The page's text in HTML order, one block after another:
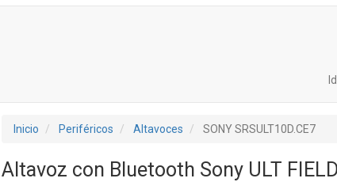
Inicio Periféricos Altavoces SONY SRSULT10D.CE7
Altavoz con Bluetooth Sony ULT